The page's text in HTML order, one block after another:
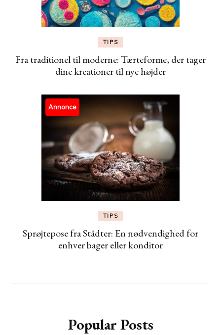
TIPS
Fra traditionel til moderne: Tærteforme, der tager
dine kreationer til nye højder
Annonce
TIPS
Sprøjtepose fra Städter: En nødvendighed for
enhver bager eller konditor
Popular Posts